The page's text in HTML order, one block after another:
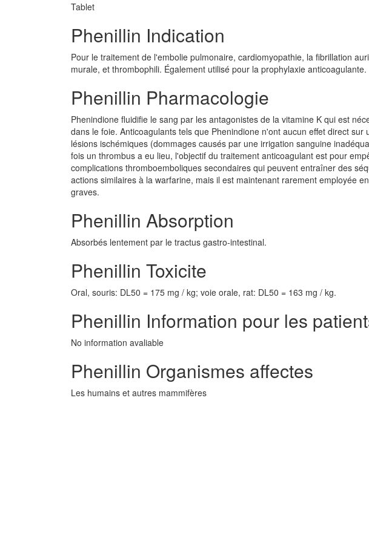
Tablet
Phenillin Indication
Pour le traitement de l'embolie pulmonaire, cardiomyopathie, la fibrillation
murale, et thrombophili. Également utilisé pour la prophylaxie anticoagulante.
Phenillin Pharmacologie
Phenindione fluidifie le sang par les antagonistes de la vitamine K qui est
dans le foie. Anticoagulants tels que Phenindione n'ont aucun effet direct
lésions ischémiques (dommages causés par une irrigation sanguine
fois un thrombus a eu lieu, l'objectif du traitement anticoagulant est pour
complications thromboemboliques secondaires qui peuvent entraîner des
actions similaires à la warfarine, mais il est maintenant rarement employée
graves.
Phenillin Absorption
Absorbés lentement par le tractus gastro-intestinal.
Phenillin Toxicite
Oral, souris: DL50 = 175 mg / kg; voie orale, rat: DL50 = 163 mg / kg.
Phenillin Information pour les
No information avaliable
Phenillin Organismes affectes
Les humains et autres mammifères